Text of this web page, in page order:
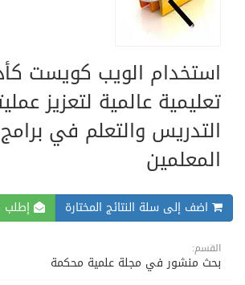
استخدام الويب كويست
تعليمية عالمية لتعزيز
التدريس والتعلم في
المعلمين
اضف إلى سلة النتائج المختارة إطلب
القسم:
بحث منشور في مجلة علمية محكمة